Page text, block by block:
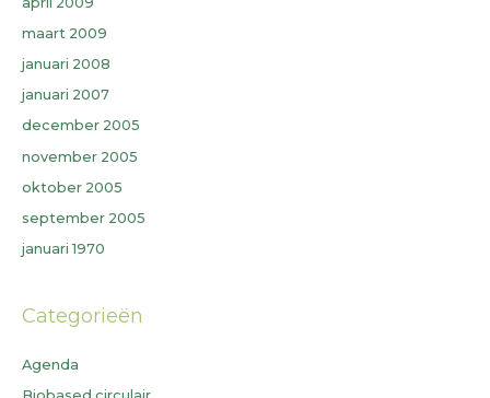
maart 2009
januari 2008
januari 2007
december 2005
november 2005
oktober 2005
september 2005
januari 1970
Categorieën
Agenda